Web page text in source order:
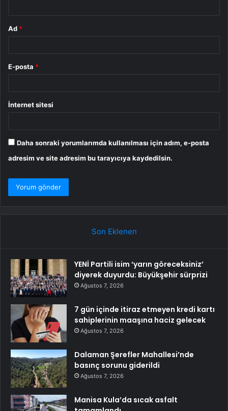
Ad *
E-posta *
İnternet sitesi
Daha sonraki yorumlarımda kullanılması için adım, e-posta
adresim ve site adresim bu tarayıcıya kaydedilsin.
Son Eklenen
YENİ Partili isim ‘yarın göreceksiniz’
diyerek duyurdu: Büyükşehir sürprizi
Ağustos 7, 2026
7 gün içinde itiraz etmeyen kredi kartı
sahiplerinin maaşına haciz gelecek
Ağustos 7, 2026
Dalaman Şerefler Mahallesi’nde
basınç sorunu giderildi
Ağustos 7, 2026
Manisa Kula’da sıcak asfalt